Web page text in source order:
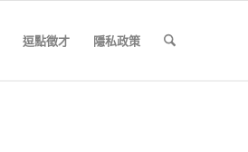
逗點徵才 隱私政策